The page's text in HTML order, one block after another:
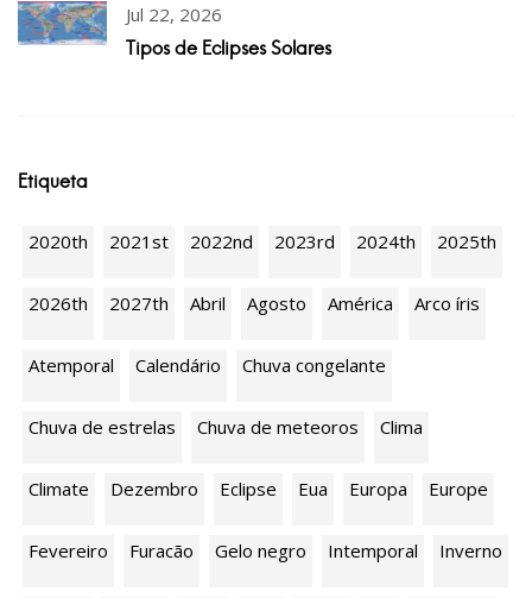
Jul 22, 2026
Tipos de Eclipses Solares
Etiqueta
2020th 2021st 2022nd 2023rd 2024th 2025th
2026th 2027th Abril Agosto América Arco íris
Atemporal Calendário Chuva congelante
Chuva de estrelas Chuva de meteoros Clima
Climate Dezembro Eclipse Eua Europa Europe
Fevereiro Furacão Gelo negro Intemporal Inverno